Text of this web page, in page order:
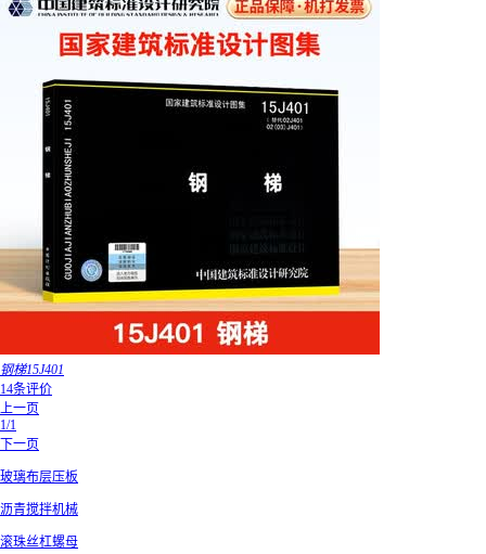
钢梯15J401
14条评价
上一页
1/1
下一页
玻璃布层压板
沥青搅拌机械
滚珠丝杠螺母